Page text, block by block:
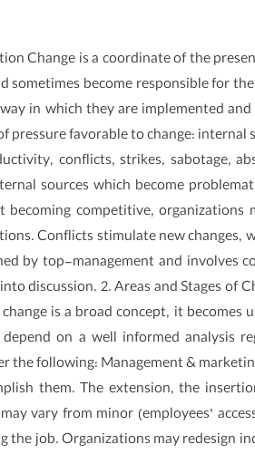
Change is a coordinate of the
sometimes become responsible for
in which they are implemented
pressure favorable to change:
conflicts, strikes, sabotage,
sources which become
becoming competitive,
Conflicts stimulate new changes,
by top-management and involves
discussion. 2. Areas and Stages of
is a broad concept, it
depend on a well informed analysis
the following: Management &
them. The extension, the
vary from minor (employees’
the job. Organizations may redesign